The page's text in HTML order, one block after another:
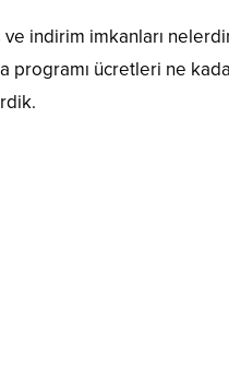
indirim imkanları
ücretleri ne